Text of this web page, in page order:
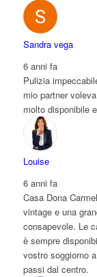
Sandra vega
6 anni fa
Pulizia
mio partner
molto disponibile
Louise
6 anni fa
Casa Dona
vintage e una
consapevole. Le
è sempre
vostro soggiorno
passi dal centro.